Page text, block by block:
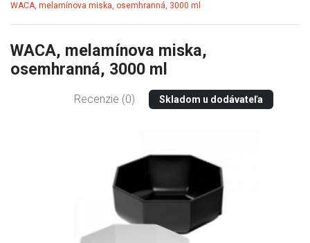
WACA, melamínova miska, osemhranná, 3000 ml
WACA, melamínova miska,
osemhranná, 3000 ml
Recenzie (0) Skladom u dodávateľa